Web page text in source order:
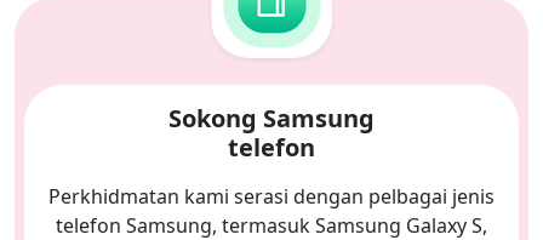
Sokong Samsung
telefon
Perkhidmatan kami serasi dengan pelbagai jenis
telefon Samsung, termasuk Samsung Galaxy S,